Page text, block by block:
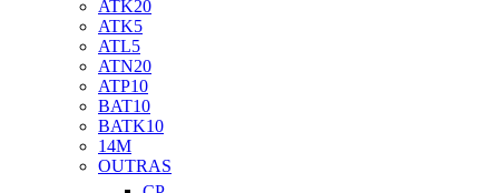
ATK20
ATK5
ATL5
ATN20
ATP10
BAT10
BATK10
14M
OUTRAS